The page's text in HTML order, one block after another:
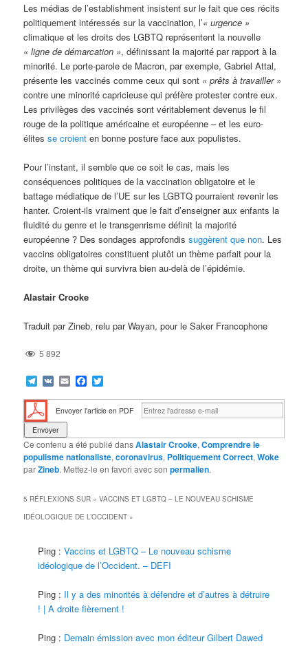
Les médias de l’establishment insistent sur le fait que ces récits
politiquement intéressés sur la vaccination, l’« urgence »
climatique et les droits des LGBTQ représentent la nouvelle
« ligne de démarcation », définissant la majorité par rapport à la
minorité. Le porte-parole de Macron, par exemple, Gabriel Attal,
présente les vaccinés comme ceux qui sont « prêts à travailler »
contre une minorité capricieuse qui préfère protester contre eux.
Les privilèges des vaccinés sont véritablement devenus le fil
rouge de la politique américaine et européenne – et les euro-
élitesse croient en bonne posture face aux populistes.
Pour l’instant, il semble que ce soit le cas, mais les
conséquences politiques de la vaccination obligatoire et le
battage médiatique de l’UE sur les LGBTQ pourraient revenir les
hanter. Croient-ils vraiment que le fait d’enseigner aux enfants la
fluidité du genre et le transgenrisme définit la majorité
européenne ? Des sondages approfondissuggèrent que non. Les
vaccins obligatoires constituent plutôt un thème parfait pour la
droite, un thème qui survivra bien au-delà de l’épidémie.
Alastair Crooke
Traduit par Zineb, relu par Wayan, pour le Saker Francophone
5 892
Telegram
VK EmailFacebook
Envoyer l'article en PDF
Ce contenu a été publié dansAlastair Crooke,Comprendre le
populisme nationaliste,coronavirus, Politiquement Correct,Woke
parZineb. Mettez-le en favori avec sonpermalien.
5 RÉFLEXIONS SUR «VACCINS ET LGBTQ – LE NOUVEAU SCHISME
IDÉOLOGIQUE DE L’OCCIDENT »
Ping :Vaccins et LGBTQ – Le nouveau schisme
idéologique de l’Occident. – DEFI
Ping : Il y a des minorités à défendre et d’autres à détruire
! | A droite fièrement !
Ping : Demain émission avec mon éditeur Gilbert Dawed